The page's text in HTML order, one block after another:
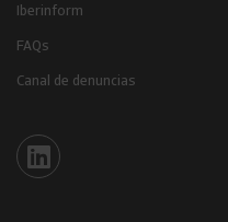
Iberinform
FAQs
Canal de denuncias
Iberinform en Linkedin